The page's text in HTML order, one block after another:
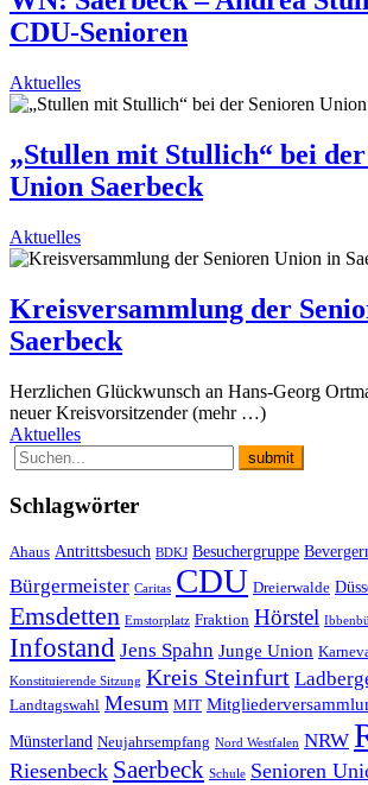
CDU-Senioren
Aktuelles
„Stullen mit Stullich“ bei
Union Saerbeck
Aktuelles
Kreisversammlung der
Saerbeck
Herzlichen Glückwunsch an Hans-Georg
neuer Kreisvorsitzender (mehr …)
Aktuelles
Schlagwörter
Ahaus Antrittsbesuch BDKJ Besuchergruppe
Bürgermeister Caritas CDU Dreierwalde
Emsdetten Emstorplatz Fraktion Hörstel
Infostand Jens Spahn Junge Union
Konstituierende Sitzung Kreis Steinfurt
Landtagswahl Mesum MIT
Münsterland Neujahrsempfang Nord Westfalen NRW
Riesenbeck Saerbeck Schule Senioren